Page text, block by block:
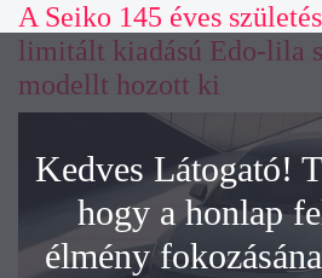
A Seiko 145 éves
limitált kiadású Edo-lila
modellt hozott ki
Kedves Látogató!
hogy a honlap
élmény